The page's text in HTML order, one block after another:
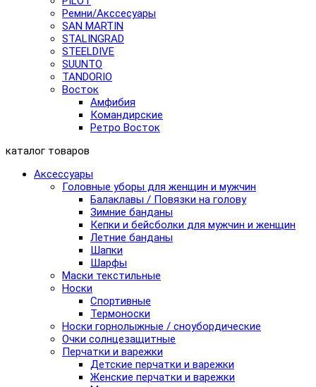
Pемни/Акссесуары
SAN MARTIN
STALINGRAD
STEELDIVE
SUUNTO
TANDORIO
Восток
Амфибия
Командирские
Ретро Восток
каталог товаров
Аксессуары
Головные уборы для женщин и мужчин
Балаклавы / Повязки на голову
Зимние банданы
Кепки и бейсболки для мужчин и женщин
Летние банданы
Шапки
Шарфы
Маски текстильные
Носки
Спортивные
Термоноски
Носки горнолыжные / сноубордические
Очки солнцезащитные
Перчатки и варежки
Детские перчатки и варежки
Женские перчатки и варежки